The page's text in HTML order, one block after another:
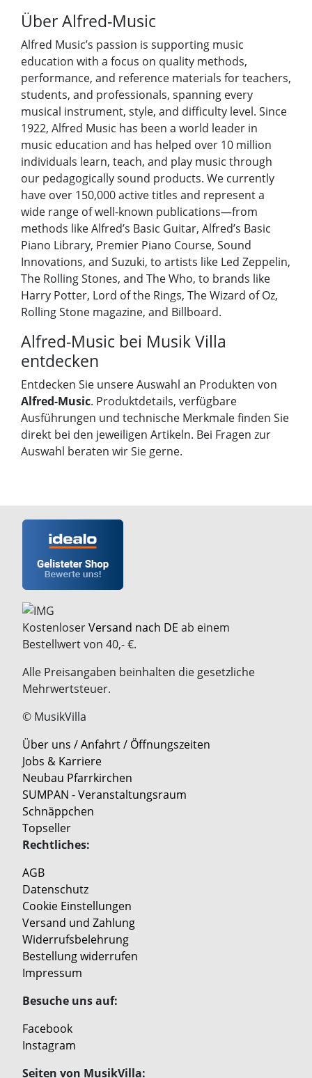
Über Alfred-Music
Alfred Music’s passion is supporting music
education with a focus on quality methods,
performance, and reference materials for teachers,
students, and professionals, spanning every
musical instrument, style, and difficulty level. Since
1922, Alfred Music has been a world leader in
music education and has helped over 10 million
individuals learn, teach, and play music through
our pedagogically sound products. We currently
have over 150,000 active titles and represent a
wide range of well-known publications—from
methods like Alfred’s Basic Guitar, Alfred’s Basic
Piano Library, Premier Piano Course, Sound
Innovations, and Suzuki, to artists like Led Zeppelin,
The Rolling Stones, and The Who, to brands like
Harry Potter, Lord of the Rings, The Wizard of Oz,
Rolling Stone magazine, and Billboard.
Alfred-Music bei Musik Villa
entdecken
Entdecken Sie unsere Auswahl an Produkten von
Alfred-Music. Produktdetails, verfügbare
Ausführungen und technische Merkmale finden Sie
direkt bei den jeweiligen Artikeln. Bei Fragen zur
Auswahl beraten wir Sie gerne.
KostenloserVersand nach DE ab einem
Bestellwert von 40,- €.
Alle Preisangaben beinhalten die gesetzliche
Mehrwertsteuer.
© MusikVilla
Über uns / Anfahrt / Öffnungszeiten
Jobs & Karriere
Neubau Pfarrkirchen
SUMPAN - Veranstaltungsraum
Schnäppchen
Topseller
Rechtliches:
AGB
Datenschutz
Cookie Einstellungen
Versand und Zahlung
Widerrufsbelehrung
Bestellung widerrufen
Impressum
Besuche uns auf:
Facebook
Instagram
Seiten von MusikVilla: